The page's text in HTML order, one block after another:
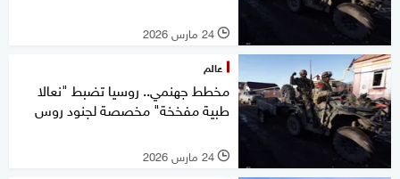
l 24 مارس 2026
عالم
مخطط جهنمي.. روسيا تضبط "نعالا
طبية مفخخة" مخصصة لجنود روس
l 24 مارس 2026